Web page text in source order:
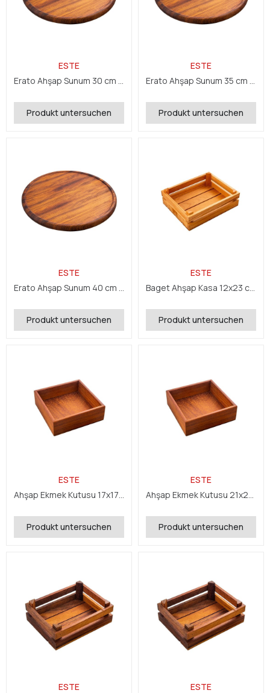
ESTE
Erato Ahşap Sunum 30 cm 5 cm
Produkt untersuchen
ESTE
Erato Ahşap Sunum 35 cm 5 cm
Produkt untersuchen
ESTE
Erato Ahşap Sunum 40 cm 5 cm
Produkt untersuchen
ESTE
Baget Ahşap Kasa 12x23 cm H:7 cm
Produkt untersuchen
ESTE
Ahşap Ekmek Kutusu 17x17 cm H:6 cm
Produkt untersuchen
ESTE
Ahşap Ekmek Kutusu 21x21 cm H:7 cm
Produkt untersuchen
ESTE
ESTE